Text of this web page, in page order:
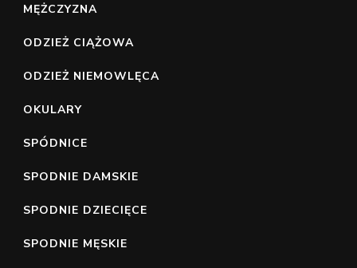
MĘŻCZYZNA
ODZIEŻ CIĄŻOWA
ODZIEŻ NIEMOWLĘCA
OKULARY
SPÓDNICE
SPODNIE DAMSKIE
SPODNIE DZIECIĘCE
SPODNIE MĘSKIE